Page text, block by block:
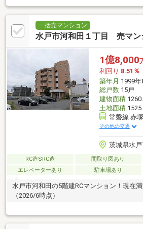
一括売マンション
水戸市河和田１丁目 売マン
1億8,000
利回り 8.51％
築年月 1999
総戸数15戸
建物面積
土地面積
常磐線 赤
その他の交通
茨城県水
RC造SRC造 間取り図あり
エレベーターあり
駐車場あり
水戸市河和田の5階建RCマンション！現在
（2026/6時点）